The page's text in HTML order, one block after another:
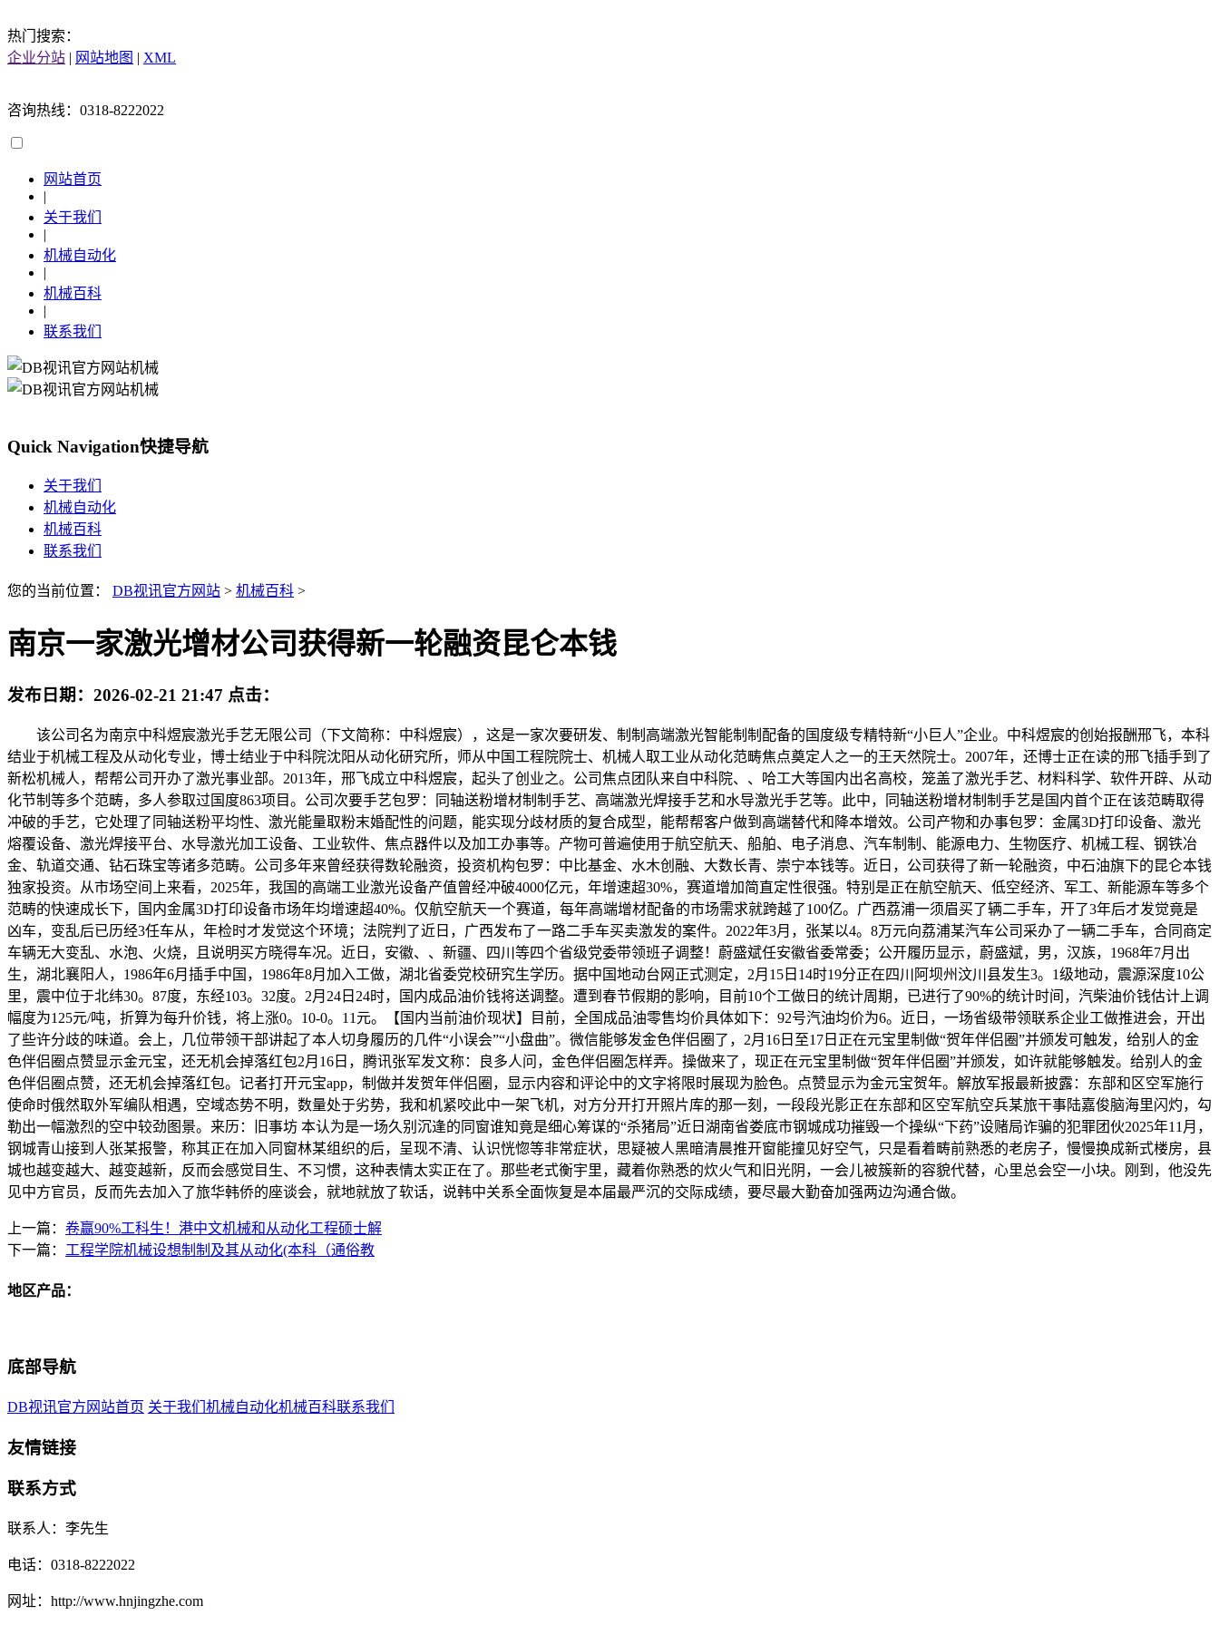
热门搜索：
企业分站 | 网站地图 | XML
咨询热线：0318-8222022
网站首页
|
关于我们
|
机械自动化
|
机械百科
|
联系我们
Quick Navigation快捷导航
关于我们
机械自动化
机械百科
联系我们
您的当前位置： DB视讯官方网站 > 机械百科 >
南京一家激光增材公司获得新一轮融资昆仑本钱
发布日期： 2026-02-21 21:47 点击：
该公司名为南京中科煜宸激光手艺无限公司（下文简称：中科煜宸），这是一家次要研发、制制高端激光智能制制配备的国度级专精特新“小巨人”企业。中科煜宸的创始报酬邢飞，本科
结业于机械工程及从动化专业，博士结业于中科院沈阳从动化研究所，师从中国工程院院士、机械人取工业从动化范畴焦点奠定人之一的王天然院士。2007年，还博士正在读的邢飞插手到了
新松机械人，帮帮公司开办了激光事业部。2013年，邢飞成立中科煜宸，起头了创业之。公司焦点团队来自中科院、、哈工大等国内出名高校，笼盖了激光手艺、材料科学、软件开辟、从动
化节制等多个范畴，多人参取过国度863项目。公司次要手艺包罗：同轴送粉增材制制手艺、高端激光焊接手艺和水导激光手艺等。此中，同轴送粉增材制制手艺是国内首个正在该范畴取得
冲破的手艺，它处理了同轴送粉平均性、激光能量取粉末婚配性的问题，能实现分歧材质的复合成型，能帮帮客户做到高端替代和降本增效。公司产物和办事包罗：金属3D打印设备、激光
熔覆设备、激光焊接平台、水导激光加工设备、工业软件、焦点器件以及加工办事等。产物可普遍使用于航空航天、船舶、电子消息、汽车制制、能源电力、生物医疗、机械工程、钢铁冶
金、轨道交通、钻石珠宝等诸多范畴。公司多年来曾经获得数轮融资，投资机构包罗：中比基金、水木创融、大数长青、崇宁本钱等。近日，公司获得了新一轮融资，中石油旗下的昆仑本钱
独家投资。从市场空间上来看，2025年，我国的高端工业激光设备产值曾经冲破4000亿元，年增速超30%，赛道增加简直定性很强。特别是正在航空航天、低空经济、军工、新能源车等多个
范畴的快速成长下，国内金属3D打印设备市场年均增速超40%。仅航空航天一个赛道，每年高端增材配备的市场需求就跨越了100亿。广西荔浦一须眉买了辆二手车，开了3年后才发觉竟是
凶车，变乱后已历经3任车从，年检时才发觉这个环境；法院判了近日，广西发布了一路二手车买卖激发的案件。2022年3月，张某以4。8万元向荔浦某汽车公司采办了一辆二手车，合同商定
车辆无大变乱、水泡、火烧，且说明买方晓得车况。近日，安徽、、新疆、四川等四个省级党委带领班子调整！蔚盛斌任安徽省委常委；公开履历显示，蔚盛斌，男，汉族，1968年7月出
生，湖北襄阳人，1986年6月插手中国，1986年8月加入工做，湖北省委党校研究生学历。据中国地动台网正式测定，2月15日14时19分正在四川阿坝州汶川县发生3。1级地动，震源深度10公
里，震中位于北纬30。87度，东经103。32度。2月24日24时，国内成品油价钱将送调整。遭到春节假期的影响，目前10个工做日的统计周期，已进行了90%的统计时间，汽柴油价钱估计上调
幅度为125元/吨，折算为每升价钱，将上涨0。10-0。11元。【国内当前油价现状】目前，全国成品油零售均价具体如下：92号汽油均价为6。近日，一场省级带领联系企业工做推进会，开出
了些许分歧的味道。会上，几位带领干部讲起了本人切身履历的几件“小误会”“小盘曲”。微信能够发金色伴侣圈了，2月16日至17日正在元宝里制做“贺年伴侣圈”并颁发可触发，给别人的金
色伴侣圈点赞显示金元宝，还无机会掉落红包2月16日，腾讯张军发文称：良多人问，金色伴侣圈怎样弄。操做来了，现正在元宝里制做“贺年伴侣圈”并颁发，如许就能够触发。给别人的金
色伴侣圈点赞，还无机会掉落红包。记者打开元宝app，制做并发贺年伴侣圈，显示内容和评论中的文字将限时展现为脸色。点赞显示为金元宝贺年。解放军报最新披露：东部和区空军施行
使命时俄然取外军编队相遇，空域态势不明，数量处于劣势，我和机紧咬此中一架飞机，对方分开打开照片库的那一刻，一段段光影正在东部和区空军航空兵某旅干事陆嘉俊脑海里闪灼，勾
勒出一幅激烈的空中较劲图景。来历：旧事坊 本认为是一场久别沉逢的同窗谁知竟是细心筹谋的“杀猪局”近日湖南省娄底市钢城成功摧毁一个操纵“下药”设赌局诈骗的犯罪团伙2025年11月，
钢城青山接到人张某报警，称其正在加入同窗林某组织的后，呈现不清、认识恍惚等非常症状，思疑被人黑暗清晨推开窗能撞见好空气，只是看着畴前熟悉的老房子，慢慢换成新式楼房，县
城也越变越大、越变越新，反而会感觉目生、不习惯，这种表情太实正在了。那些老式衡宇里，藏着你熟悉的炊火气和旧光阴，一会儿被簇新的容貌代替，心里总会空一小块。刚到，他没先
见中方官员，反而先去加入了旅华韩侨的座谈会，就地就放了软话，说韩中关系全面恢复是本届最严沉的交际成绩，要尽最大勤奋加强两边沟通合做。
上一篇： 卷赢90%工科生！港中文机械和从动化工程硕士解
下一篇： 工程学院机械设想制制及其从动化(本科（通俗教
地区产品：
底部导航
DB视讯官方网站首页 关于我们 机械自动化机械百科联系我们
友情链接
联系方式
联系人：李先生
电话：0318-8222022
网址：http://www.hnjingzhe.com